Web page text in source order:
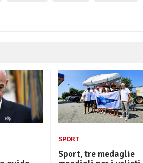
SPORT
Sport, tre medaglie